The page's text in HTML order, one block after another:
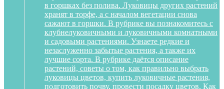
в горшках без полива. Луковицы других растений
хранят в торфе, а с началом вегетации снова
сажают в горшки. В рубрике вы познакомитесь с
клубнелуковичными и луковичными комнатными
и садовыми растениями. Узнаете редкие и
незаслуженно забытые растения, а также их
лучшие сорта. В рубрике даётся описание
растений, советы о том, как правильно выбрать
луковицы цветов, купить луковичные растения,
подготовить почву, провести посадку цветов. Как